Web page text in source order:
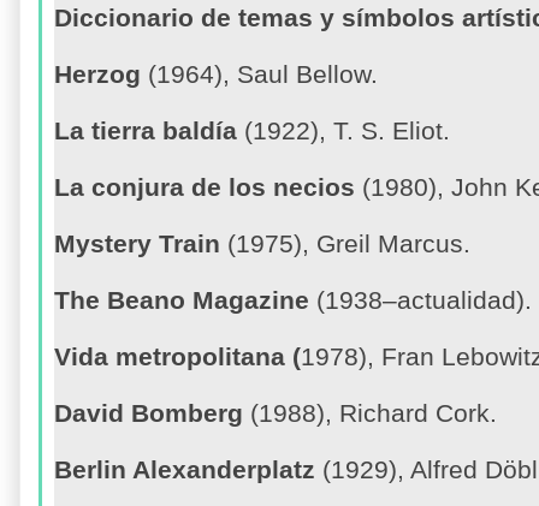
Diccionario de temas y símbolos
Herzog (1964), Saul Bellow.
La tierra baldía (1922), T. S. Eliot.
La conjura de los necios (1980), John
Mystery Train (1975), Greil Marcus.
The Beano Magazine (1938–actualidad).
Vida metropolitana (1978), Fran
David Bomberg (1988), Richard Cork.
Berlin Alexanderplatz (1929), Alfred